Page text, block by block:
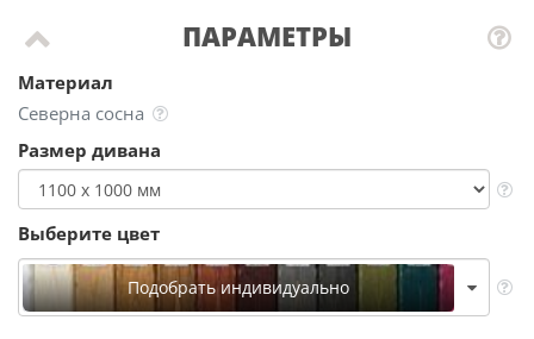
ПАРАМЕТРЫ
Материал
Северна сосна
Размер дивана
Выберите цвет
Подобрать индивидуально